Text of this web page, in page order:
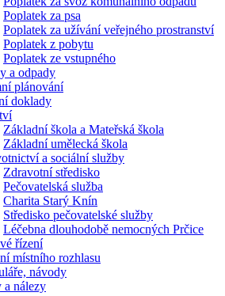
Poplatek za psa
Poplatek za užívání veřejného prostranství
Poplatek z pobytu
Poplatek ze vstupného
a odpady
plánování
doklady
Základní škola a Mateřská škola
Základní umělecká škola
a sociální služby
Zdravotní středisko
Pečovatelská služba
Charita Starý Knín
Středisko pečovatelské služby
Léčebna dlouhodobě nemocných Prčice
řízení
místního rozhlasu
návody
a nálezy